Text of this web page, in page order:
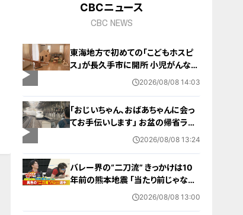
CBCニュース
CBC NEWS
東海地方で初めての「こどもホスピ
ス」が長久手市に開所 小児がんなど
重い病気の子どもと家族を支える施
2026/08/08 14:03
「おじいちゃん、おばあちゃんに会っ
てお手伝いします」 お盆の帰省ラッ
シュが本格化 東海道新幹線下りがピ
2026/08/08 13:24
バレー界の“二刀流” きっかけは10
年前の熊本地震 ｢当たり前じゃなか
った｣ オフシーズンゼロの過酷スケ
2026/08/08 13:00